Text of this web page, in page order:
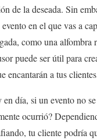
de la deseada. Sin
en el que vas a
como una alfombra
puede ser útil para
encantarán a tus
en día, si un evento no
ocurrió?
tu cliente podría